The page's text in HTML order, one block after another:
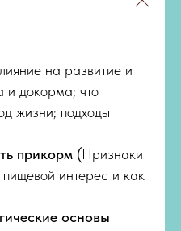
на развитие и
и докорма; что
жизни; подходы
прикорм (Признаки
пищевой интерес и как
основы